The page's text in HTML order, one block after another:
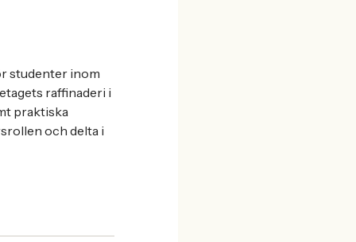
studenter inom
raffinaderi i
praktiska
och delta i